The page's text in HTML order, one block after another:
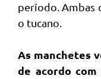
período. Ambas
o tucano.
As manchetes
de acordo